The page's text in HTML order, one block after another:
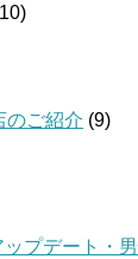
のご紹介 (9)
ップデート・